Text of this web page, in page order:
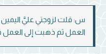
س: قلت لزوجتي عليَّ اليمين
العمل ثم ذهبت إلى